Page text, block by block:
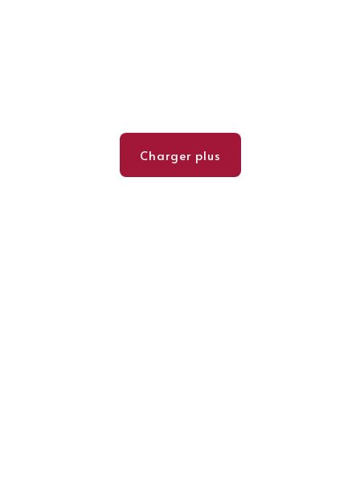
Charger plus